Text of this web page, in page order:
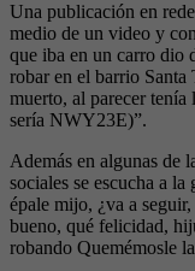
Una publicación en
medio de un video y
que iba en un carro dio
robar en el barrio
muerto, al parecer
sería NWY23E)”.
Además en algunas de
sociales se escucha a
épale mijo, ¿va a
bueno, qué felicidad,
robando Quemémosle